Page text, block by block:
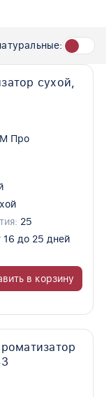
сухой,
Про
25
16 до 25 дней
в корзину